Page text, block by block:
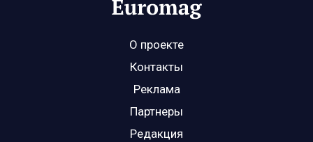
О проекте
Контакты
Реклама
Партнеры
Редакция